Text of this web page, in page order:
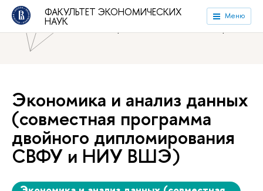
ФАКУЛЬТЕТ ЭКОНОМИЧЕСКИХ
НАУК Меню
Национальный исследовательский университет «Высшая
школа экономики»
Факультет экономических наук
Экономика и анализ данных
(совместная программа
двойного дипломирования
СВФУ и НИУ ВШЭ)